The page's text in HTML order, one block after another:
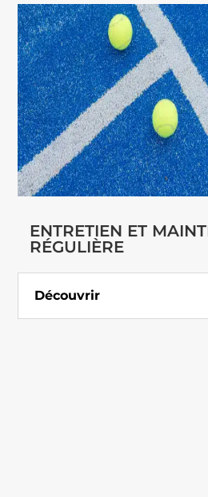
ENTRETIEN ET
RÉGULIÈRE
Découvrir